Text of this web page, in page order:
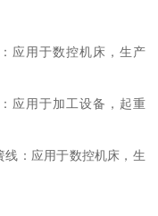
应用于数控机床，生产
应用于加工设备，起重
：应用于数控机床，生